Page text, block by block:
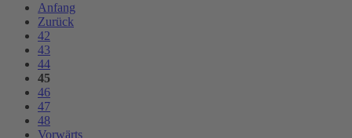
Anfang
Zurück
42
43
44
45
46
47
48
Vorwärts